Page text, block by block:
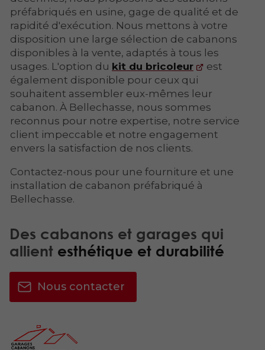
préfabriqués en usine, gage de qualité et de
rapidité d'exécution. Nous mettons à votre
disposition une large sélection de cabanons
disponibles à la vente, adaptés à tous les
usages. L'option du kit du bricoleur
est
également disponible pour ceux qui
souhaitent assembler eux-mêmes leur
cabanon. À Bellechasse, nous sommes
reconnus pour notre expertise, notre service
client impeccable et notre engagement
envers la satisfaction de nos clients.
Contactez-nous pour une fourniture et une
installation de cabanon préfabriqué à
Bellechasse.
Des cabanons et garages qui
allient esthétique et durabilité
Nous contacter